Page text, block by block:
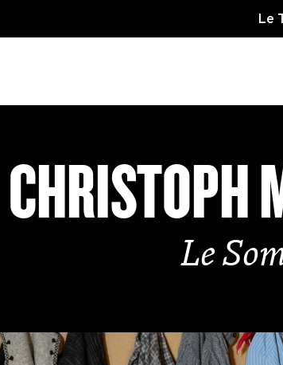
Le
CHRISTOPH
Le